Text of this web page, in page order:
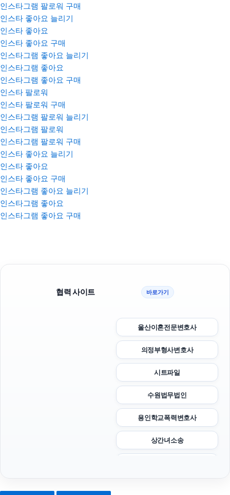
인스타그램 팔로워 구매
인스타 좋아요 늘리기
인스타 좋아요
인스타 좋아요 구매
인스타그램 좋아요 늘리기
인스타그램 좋아요
인스타그램 좋아요 구매
인스타 팔로워
인스타 팔로워 구매
인스타그램 팔로워 늘리기
인스타그램 팔로워
인스타그램 팔로워 구매
인스타 좋아요 늘리기
인스타 좋아요
인스타 좋아요 구매
인스타그램 좋아요 늘리기
인스타그램 좋아요
인스타그램 좋아요 구매
협력 사이트 바로가기
울산이혼전문변호사
의정부형사변호사
시트파일
수원법무법인
용인학교폭력변호사
상간녀소송